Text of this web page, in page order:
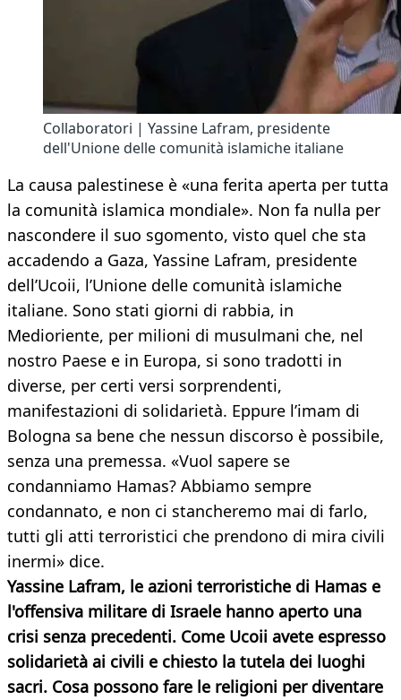
Collaboratori | Yassine Lafram, presidente
dell'Unione delle comunità islamiche italiane
La causa palestinese è «una ferita aperta per tutta
la comunità islamica mondiale». Non fa nulla per
nascondere il suo sgomento, visto quel che sta
accadendo a Gaza, Yassine Lafram, presidente
dell’Ucoii, l’Unione delle comunità islamiche
italiane. Sono stati giorni di rabbia, in
Medioriente, per milioni di musulmani che, nel
nostro Paese e in Europa, si sono tradotti in
diverse, per certi versi sorprendenti,
manifestazioni di solidarietà. Eppure l’imam di
Bologna sa bene che nessun discorso è possibile,
senza una premessa. «Vuol sapere se
condanniamo Hamas? Abbiamo sempre
condannato, e non ci stancheremo mai di farlo,
tutti gli atti terroristici che prendono di mira civili
inermi» dice.
Yassine Lafram, le azioni terroristiche di Hamas e
l'offensiva militare di Israele hanno aperto una
crisi senza precedenti. Come Ucoii avete espresso
solidarietà ai civili e chiesto la tutela dei luoghi
sacri. Cosa possono fare le religioni per diventare